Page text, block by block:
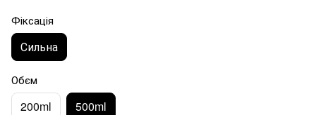
Фіксація
Сильна
Обєм
200ml 500ml